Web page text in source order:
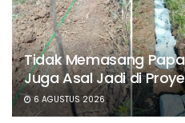
Tidak Memasang
Juga Asal Jadi di
6 AGUSTUS 2026